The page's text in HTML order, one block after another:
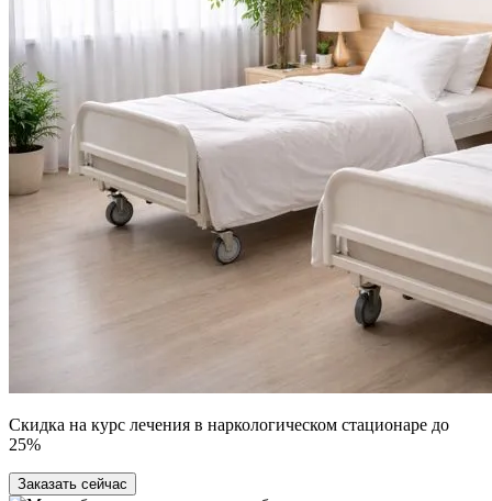
Скидка на курс лечения в наркологическом стационаре до
25%
Заказать сейчас